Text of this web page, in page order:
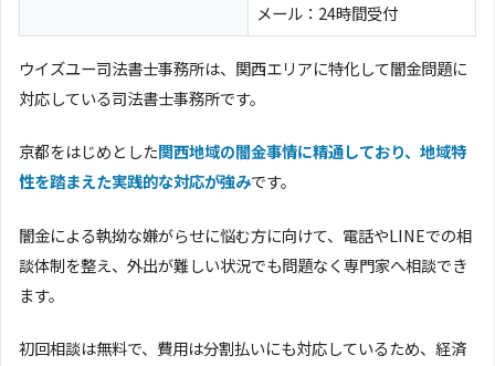
メール：24時間受付
ウイズユー司法書士事務所は、関西エリアに特化して闇金問題に
対応している司法書士事務所です。
京都をはじめとした関西地域の闇金事情に精通しており、地域特
性を踏まえた実践的な対応が強みです。
闇金による執拗な嫌がらせに悩む方に向けて、電話やLINEでの相
談体制を整え、外出が難しい状況でも問題なく専門家へ相談でき
ます。
初回相談は無料で、費用は分割払いにも対応しているため、経済